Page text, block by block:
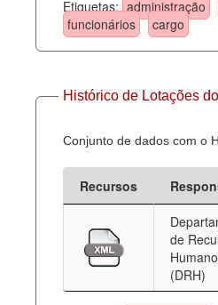
Agenda
Perguntas frequentes
Contato
Etiquetas: administração
funcionários
cargo
Histórico de Lotações
Conjunto de dados com o
Recursos
de
(DRH)